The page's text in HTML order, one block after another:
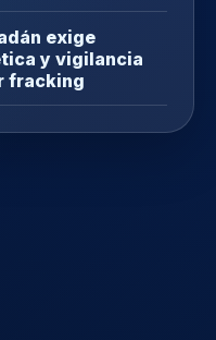
exige
y vigilancia
fracking